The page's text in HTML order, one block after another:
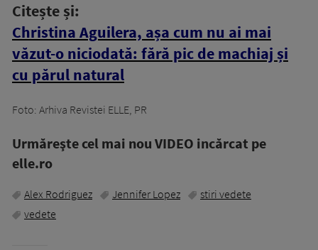
Citește și:
Christina Aguilera, așa cum nu ai mai
văzut-o niciodată: fără pic de machiaj și
cu părul natural
Foto: Arhiva Revistei ELLE, PR
Urmăreşte cel mai nou VIDEO incărcat pe
elle.ro
Alex Rodriguez Jennifer Lopez
stiri vedete
vedete